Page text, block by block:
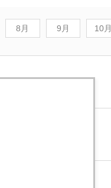
8月 9月 10月